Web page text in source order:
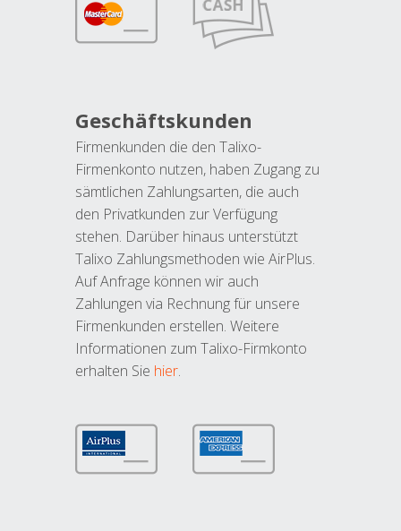
Geschäftskunden
Firmenkunden die den Talixo-
Firmenkonto nutzen, haben Zugang zu
sämtlichen Zahlungsarten, die auch
den Privatkunden zur Verfügung
stehen. Darüber hinaus unterstützt
Talixo Zahlungsmethoden wie AirPlus.
Auf Anfrage können wir auch
Zahlungen via Rechnung für unsere
Firmenkunden erstellen. Weitere
Informationen zum Talixo-Firmkonto
erhalten Sie hier.